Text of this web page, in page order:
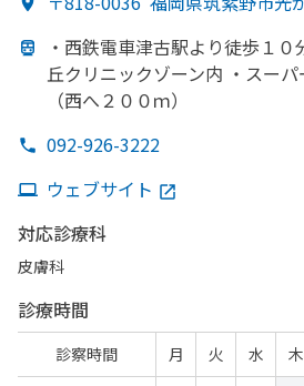
・西鉄電車津古駅より徒歩１０
丘クリニックゾーン内 ・スー
（西へ ２００ｍ）
092-926-3222
ウェブサイト
対応診療科
皮膚科
診療時間
診察時間 月 火 水 木